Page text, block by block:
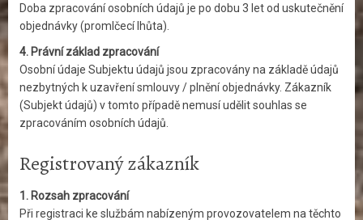
Doba zpracování osobních údajů je po dobu 3 let od uskutečnění
objednávky (promlčecí lhůta).
4. Právní základ zpracování
Osobní údaje Subjektu údajů jsou zpracovány na základě údajů
nezbytných k uzavření smlouvy / plnění objednávky. Zákazník
(Subjekt údajů) v tomto případě nemusí udělit souhlas se
zpracováním osobních údajů.
Registrovaný zákazník
1. Rozsah zpracování
Při registraci ke službám nabízeným provozovatelem na těchto